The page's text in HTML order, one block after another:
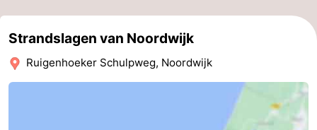
aan
Zee
Noordhollands
duinreservaat
-
Wijk
-
Strandslagen van Noordwijk
Ruigenhoeker Schulpweg, Noordwijk